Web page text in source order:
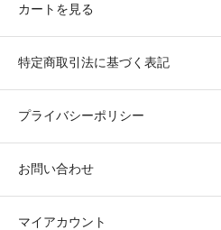
カートを見る
特定商取引法に基づく表記
プライバシーポリシー
お問い合わせ
マイアカウント